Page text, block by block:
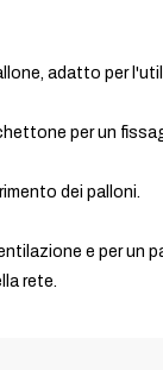
adatto per
per un
dei palloni.
e per un
rete.